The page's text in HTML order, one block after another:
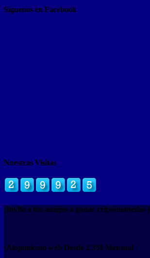
Siguenos en Facebook
Nuestras Visitas
¡Invita a tus amigos a ganar criptomonedas
¡Alojamiento web Desde 2.35$ Mensual